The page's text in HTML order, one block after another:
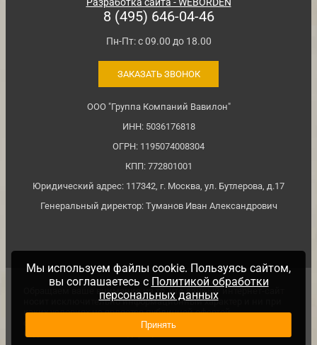
8 (495) 646-04-46
Пн-Пт: с 09.00 до 18.00
ЗАКАЗАТЬ ЗВОНОК
ООО "Группа Компаний Вавилон"
ИНН: 5036176818
ОГРН: 1195074008304
КПП: 772801001
Юридический адрес: 117342, г. Москва, ул. Бутлерова, д.17
Генеральный директор: Туманов Иван Александрович
Обращаем ваше внимание на то, что данный интернет-сайт
носит исключительно информационный характер и ни при
каких условиях не является публичной офертой,
определяемой положениями ч. 2 ст. №437 Гражданского
кодекса Российской Федерации.
Мы используем файлы cookie. Пользуясь сайтом,
вы соглашаетесь с Политикой обработки
персональных данных
Принять